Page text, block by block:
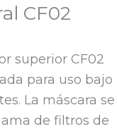
CF02
superior CF02
para uso bajo
La máscara se
de filtros de